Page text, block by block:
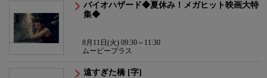
バイオハザード◆夏休み！メガヒット映画大特
集◆
8月11日(火) 09:30～11:30
ムービープラス
遠すぎた橋 [字]